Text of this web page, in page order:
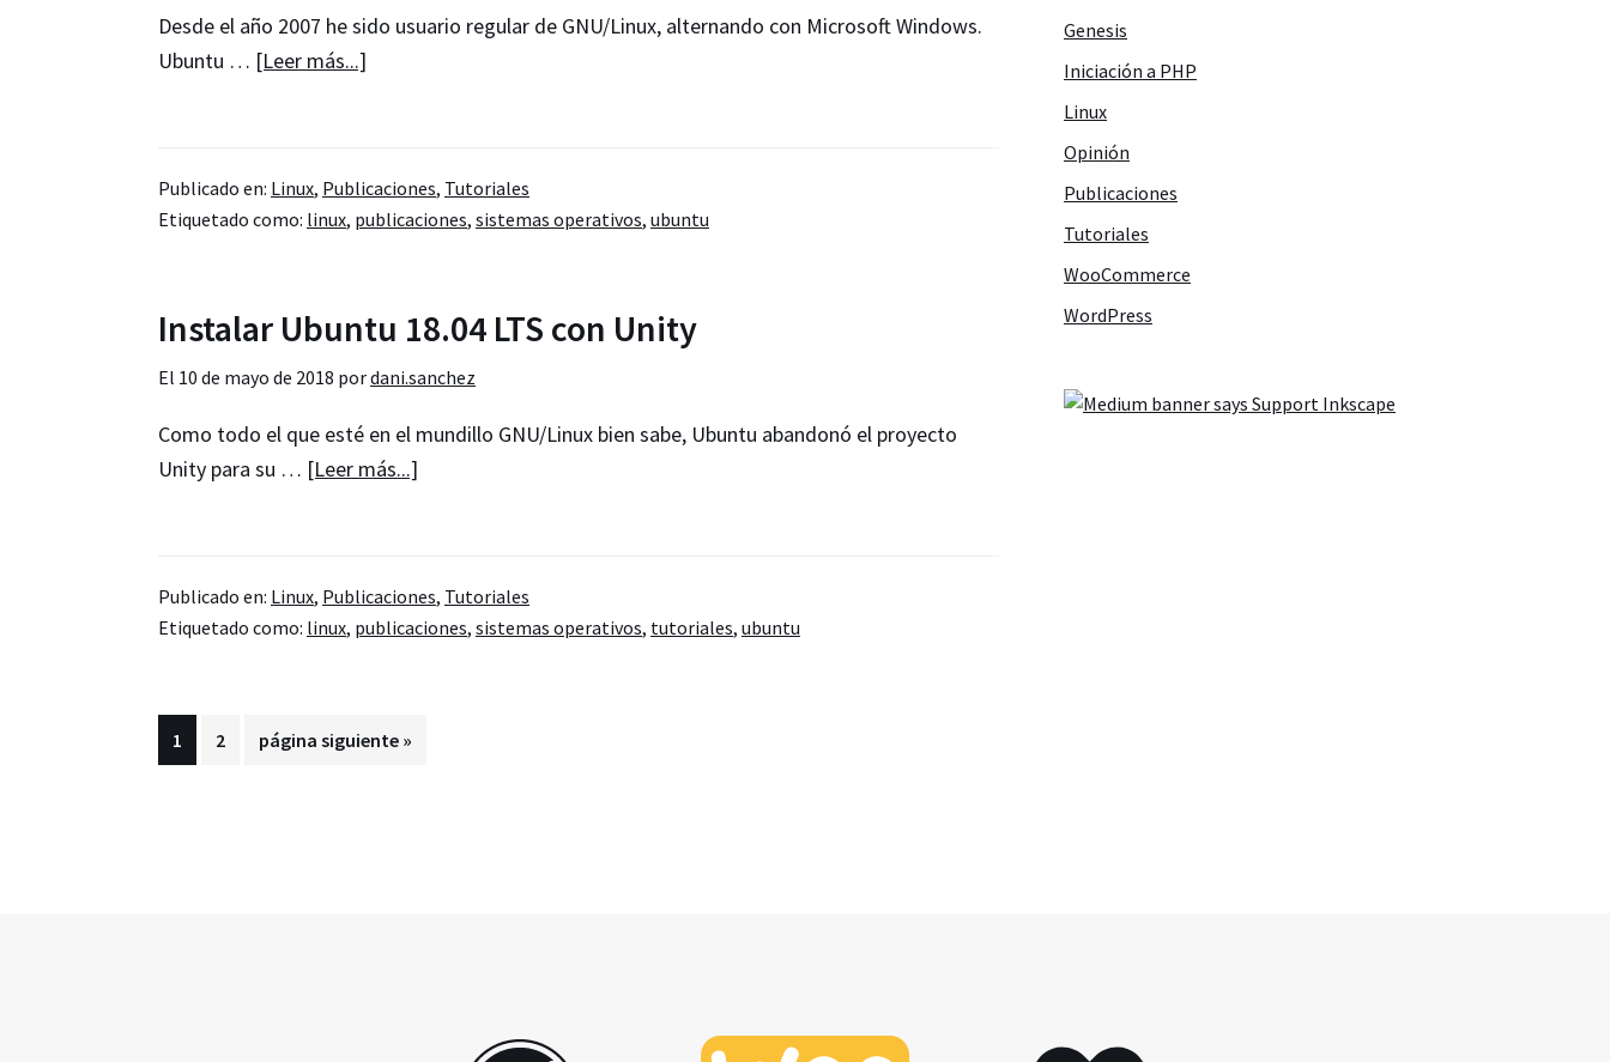
Desde el año 2007 he sido usuario regular de GNU/Linux, alternando con Microsoft Windows.
Ubuntu … [Leer más...]
Ubuntu
18.04
Instalación
y
pasos
Publicado en: Linux, Publicaciones, Tutoriales
Etiquetado como: linux, publicaciones, sistemas operativos, ubuntu
Instalar Ubuntu 18.04 LTS con Unity
El 10 de mayo de 2018 pordani.sanchez
Como todo el que esté en el mundillo GNU/Linux bien sabe, Ubuntu abandonó el proyecto
Unity para su … [Leer más...]
18.04
LTS
Publicado en: Linux, Publicaciones, Tutoriales
Etiquetado como: linux, publicaciones, sistemas operativos, tutoriales, ubuntu
Página
1 Página
2
Ir
página siguiente »
Genesis
Iniciación a PHP
Linux
Opinión
Publicaciones
Tutoriales
WooCommerce
WordPress